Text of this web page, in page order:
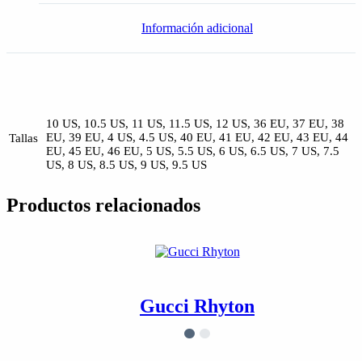
Información adicional
Tallas
10 US, 10.5 US, 11 US, 11.5 US, 12 US, 36 EU, 37 EU, 38
EU, 39 EU, 4 US, 4.5 US, 40 EU, 41 EU, 42 EU, 43 EU, 44
EU, 45 EU, 46 EU, 5 US, 5.5 US, 6 US, 6.5 US, 7 US, 7.5
US, 8 US, 8.5 US, 9 US, 9.5 US
Productos relacionados
Gucci Rhyton